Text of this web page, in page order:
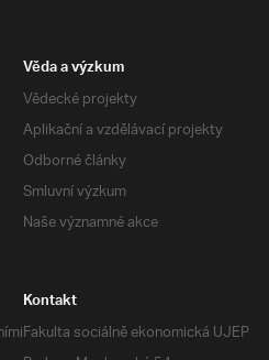
Věda a výzkum
Vědecké projekty
Aplikační a vzdělávací projekty
Odborné články
Smluvní výzkum
Naše významné akce
Kontakt
Fakulta sociálně ekonomická UJEP